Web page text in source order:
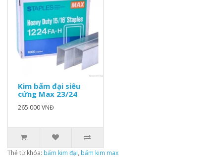
Kim bấm đại siêu
cứng Max 23/24
265.000 VNĐ
Thẻ từ khóa: bấm kim đại, bấm kim max